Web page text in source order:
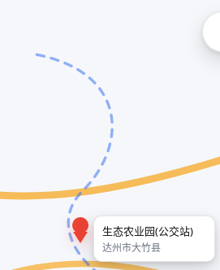
生态农业园(公交站)
达州市大竹县